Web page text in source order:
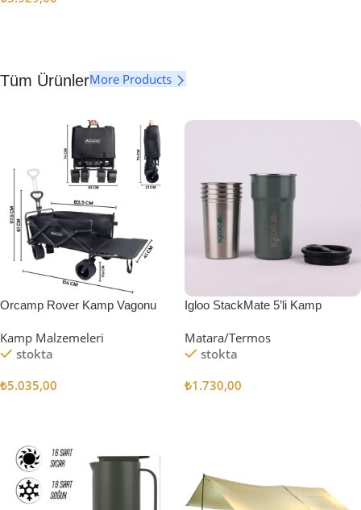
Tüm ÜrünlerMore Products
Orcamp Rover Kamp Vagonu
Kamp Malzemeleri
stokta
₺5.035,00
Igloo StackMate 5’li Kamp
Matara/Termos
stokta
₺1.730,00